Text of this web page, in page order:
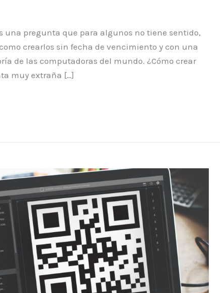
una pregunta que para algunos no tiene sentido,
crearlos sin fecha de vencimiento y con una
de las computadoras del mundo. ¿Cómo crear
muy extraña […]